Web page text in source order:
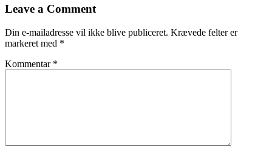
indlæg
Leave a Comment
Din e-mailadresse vil ikke blive publiceret. Krævede felter er
markeret med *
Kommentar *